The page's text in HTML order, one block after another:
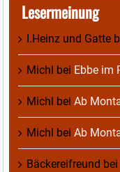
Lesermeinung
I.Heinz und Gatte
Michl bei Ebbe im
Michl bei Ab
Michl bei Ab
Bäckereifreund bei